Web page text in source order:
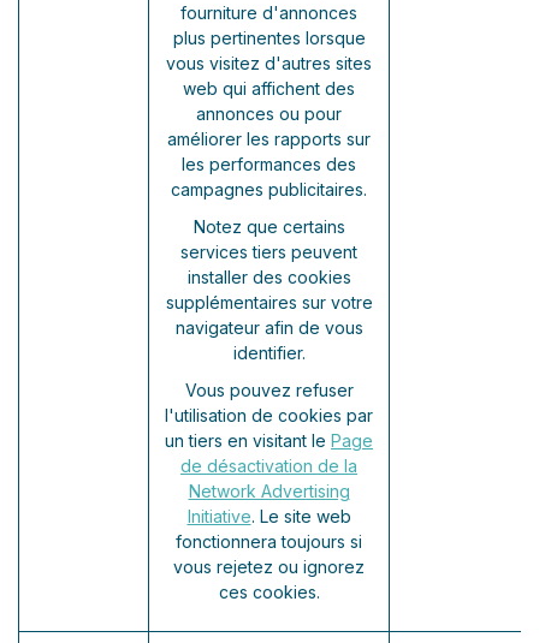
fourniture d'annonces
plus pertinentes lorsque
vous visitez d'autres sites
web qui affichent des
annonces ou pour
améliorer les rapports sur
les performances des
campagnes publicitaires.
Notez que certains
services tiers peuvent
installer des cookies
supplémentaires sur votre
navigateur afin de vous
identifier.
Vous pouvez refuser
l'utilisation de cookies par
un tiers en visitant le Page
de désactivation de la
Network Advertising
Initiative. Le site web
fonctionnera toujours si
vous rejetez ou ignorez
ces cookies.